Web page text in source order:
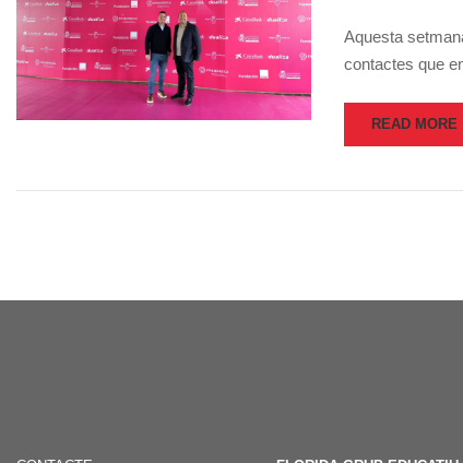
Aquesta
contactes que
READ MORE